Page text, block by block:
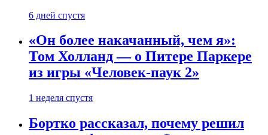
6 дней спустя
«Он более накачанный, чем я»:
Том Холланд — о Питере Паркере
из игры «Человек-паук 2»
1 неделя спустя
Бортко рассказал, почему решил